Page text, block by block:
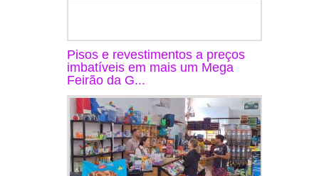
Pisos e revestimentos a preços
imbatíveis em mais um Mega
Feirão da G...